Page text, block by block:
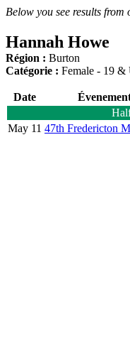
Below you see results
Hannah Howe
Région : Burton
Catégorie : Female - 19 &
Date
May 11 47th Fredericton